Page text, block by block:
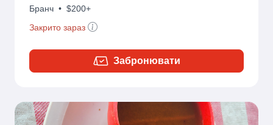
Бранч • $200+
Закрито зараз
Забронювати